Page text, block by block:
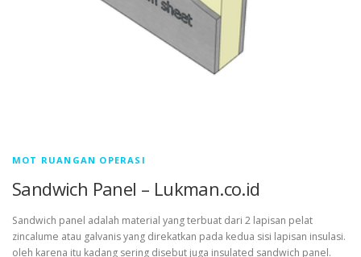
MOT RUANGAN OPERASI
Sandwich Panel – Lukman.co.id
Sandwich panel adalah material yang terbuat dari 2 lapisan pelat
zincalume atau galvanis yang direkatkan pada kedua sisi lapisan insulasi.
oleh karena itu kadang sering disebut juga insulated sandwich panel.